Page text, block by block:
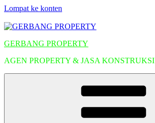
Lompat ke konten
GERBANG PROPERTY
AGEN PROPERTY & JASA KONSTRUKSI